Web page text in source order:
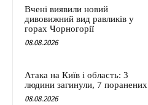
Вчені виявили новий
дивовижний вид равликів у
горах Чорногорії
08.08.2026
Атака на Київ і область: 3
людини загинули, 7 поранених
08.08.2026